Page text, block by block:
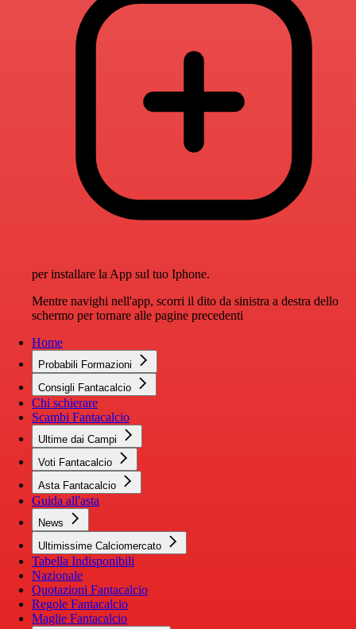
per installare la App sul tuo Iphone.
Mentre navighi nell'app, scorri il dito da sinistra a destra dello
schermo per tornare alle pagine precedenti
Home
Probabili Formazioni
Consigli Fantacalcio
Chi schierare
Scambi Fantacalcio
Ultime dai Campi
Voti Fantacalcio
Asta Fantacalcio
Guida all'asta
News
Ultimissime Calciomercato
Tabella Indisponibili
Nazionale
Quotazioni Fantacalcio
Regole Fantacalcio
Maglie Fantacalcio